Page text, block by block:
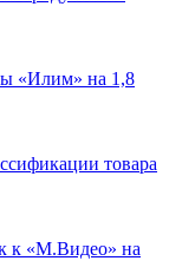
«Илим» на 1,8
товара
к «М.Видео» на